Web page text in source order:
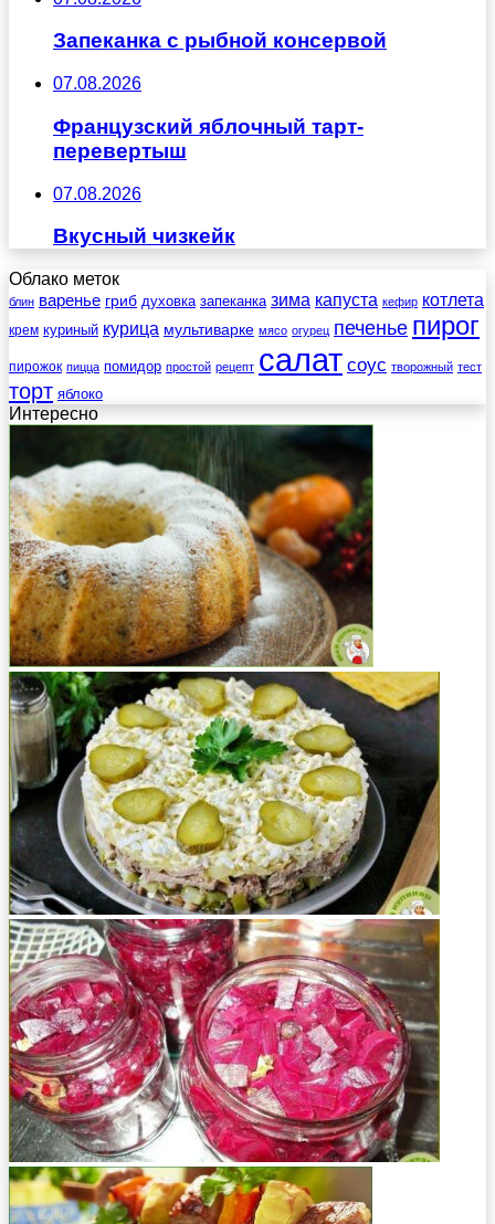
Запеканка с рыбной консервой
07.08.2026
Французский яблочный тарт-
перевертыш
07.08.2026
Вкусный чизкейк
Облако меток
блин варенье гриб духовка запеканка зима капуста кефир котлета
крем куриный курица мультиварке мясо огурец печенье пирог
пирожок пицца помидор простой рецепт салат соус творожный тест
торт яблоко
Интересно